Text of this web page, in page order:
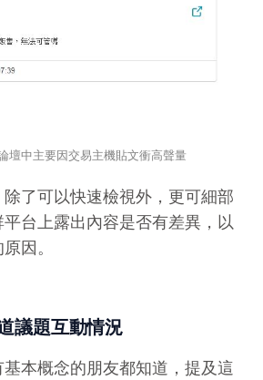
壇中主要因交易主機貼文衝高聲量
了可以快速檢視外，更可細部
台上露出內容是否有差異，以
因。
議題互動情況
本概念的朋友都知道，提及這